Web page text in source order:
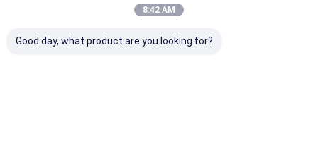
8:42 AM
Good day, what product are you looking for?